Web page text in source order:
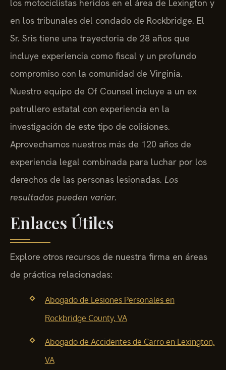
los motociclistas heridos en el área de Lexington y
en los tribunales del condado de Rockbridge. El
Sr. Sris tiene una trayectoria de 28 años que
incluye experiencia como fiscal y un profundo
compromiso con la comunidad de Virginia.
Nuestro equipo de Of Counsel incluye a un ex
patrullero estatal con experiencia en la
investigación de este tipo de colisiones.
Aprovechamos nuestros más de 120 años de
experiencia legal combinada para luchar por los
derechos de las personas lesionadas. Los
resultados pueden variar.
Enlaces Útiles
Explore otros recursos de nuestra firma en áreas
de práctica relacionadas:
Abogado de Lesiones Personales en
Rockbridge County, VA
Abogado de Accidentes de Carro en Lexington,
VA